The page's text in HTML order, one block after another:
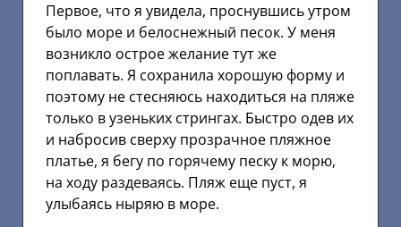
Первое, что я увидела, проснувшись утром
было море и белоснежный песок. У меня
возникло острое желание тут же
поплавать. Я сохранила хорошую форму и
поэтому не стесняюсь находиться на пляже
только в узеньких стрингах. Быстро одев их
и набросив сверху прозрачное пляжное
платье, я бегу по горячему песку к морю,
на ходу раздеваясь. Пляж еще пуст, я
улыбаясь ныряю в море.